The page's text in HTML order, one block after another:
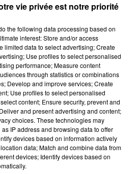
DE CHOOZ
que la centrale
est à l'arrêt. Une situation
vie privée est notre priorité
the following data processing based on
interest: Store and/or access
limited data to select advertising; Create
Use profiles to select personalised
performance; Measure content
through statistics or combinations
Develop and improve services; Create
Use profiles to select personalised
content; Ensure security, prevent and
and present advertising and content;
choices. These technologies may
IP address and browsing data to offer
devices based on information actively
data; Match and combine data from
devices; Identify devices based on